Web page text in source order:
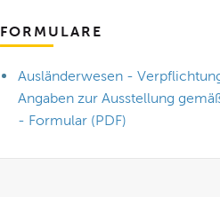
FORMULARE
Ausländerwesen -
Angaben zur Ausstellung
- Formular (PDF)